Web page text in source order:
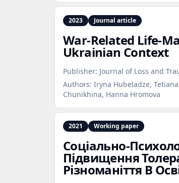
2023 Journal article
War‑Related
Ukrainian Context
Publisher: Journal of Loss and
Authors: Iryna Hubeladze,
Chunikhina, Hanna Hromova
2021 Working paper
Підвищення
Різноманіття В